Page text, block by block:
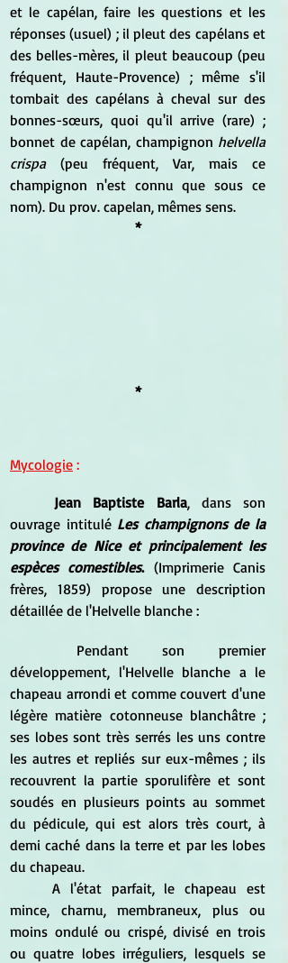
et le capélan, faire les questions et les
réponses (usuel) ; il pleut des capélans et
des belles-mères, il pleut beaucoup (peu
fréquent, Haute-Provence) ; même s'il
tombait des capélans à cheval sur des
bonnes-sœurs, quoi qu'il arrive (rare) ;
bonnet de capélan, champignon helvella
crispa (peu fréquent, Var, mais ce
champignon n'est connu que sous ce
nom). Du prov. capelan, mêmes sens.
*
*
Mycologie :
Jean Baptiste Barla, dans son
ouvrage intitulé Les champignons de la
province de Nice et principalement les
espèces comestibles. (Imprimerie Canis
frères, 1859) propose une description
détaillée de l'Helvelle blanche :
développement, l'Helvelle blanche a le
chapeau arrondi et comme couvert d'une
légère matière cotonneuse blanchâtre ;
ses lobes sont très serrés les uns contre
les autres et repliés sur eux-mêmes ; ils
recouvrent la partie sporulifère et sont
soudés en plusieurs points au sommet
du pédicule, qui est alors très court, à
demi caché dans la terre et par les lobes
du chapeau.
mince, charnu, membraneux, plus ou
moins ondulé ou crispé, divisé en trois
ou quatre lobes irréguliers, lesquels se